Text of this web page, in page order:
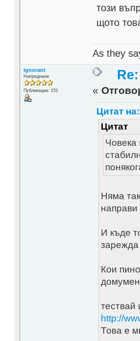
този
щото
As they
ignorant
Напреднали
Публикации: 151 «
Цитат
Цитат
Човека
Няма
И къде
Кои
тествай
http://
Това е